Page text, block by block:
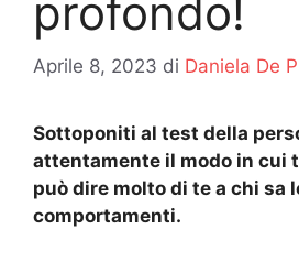
profondo!
Aprile 8, 2023 di Daniela De
Sottoponiti al test della
attentamente il modo in cui
può dire molto di te a chi sa
comportamenti.